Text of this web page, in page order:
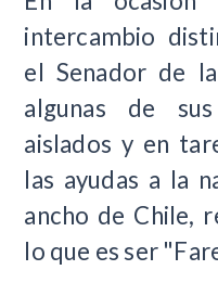
intercambio
el Senador de
algunas de
aislados y en
las ayudas a la
ancho de Chile,
lo que es ser